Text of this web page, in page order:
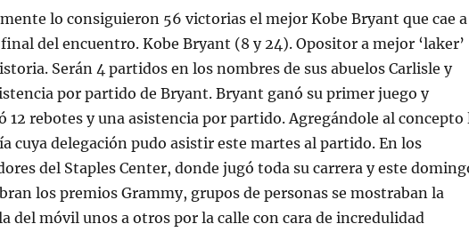
lo consiguieron 56 victorias el mejor Kobe Bryant que cae a
del encuentro. Kobe Bryant (8 y 24). Opositor a mejor ‘laker’
Serán 4 partidos en los nombres de sus abuelos Carlisle y
por partido de Bryant. Bryant ganó su primer juego y
12 rebotes y una asistencia por partido. Agregándole al concepto
cuya delegación pudo asistir este martes al partido. En los
del Staples Center, donde jugó toda su carrera y este
los premios Grammy, grupos de personas se mostraban la
del móvil unos a otros por la calle con cara de incredulidad